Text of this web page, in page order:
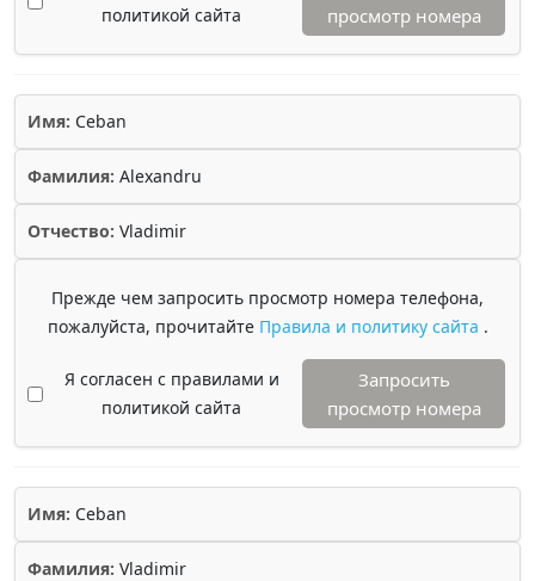
политикой сайта
просмотр номера
Имя: Ceban
Фамилия: Alexandru
Отчество: Vladimir
Прежде чем запросить просмотр номера телефона,
пожалуйста, прочитайте Правила и политику сайта .
Я согласен с правилами и
политикой сайта
Запросить
просмотр номера
Имя: Ceban
Фамилия: Vladimir